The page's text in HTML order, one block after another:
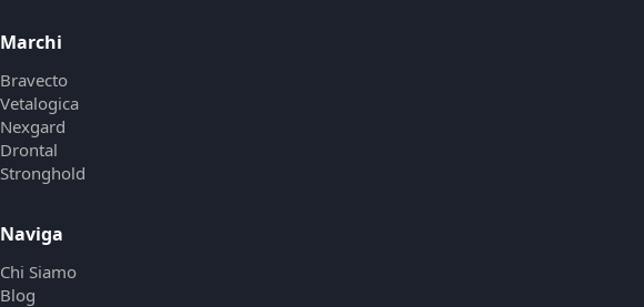
Marchi
Bravecto
Vetalogica
Nexgard
Drontal
Stronghold
Naviga
Chi Siamo
Blog